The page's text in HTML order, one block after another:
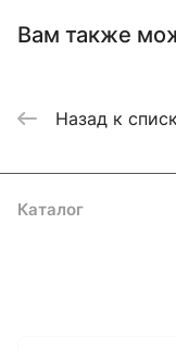
Вам также
Назад к
Каталог